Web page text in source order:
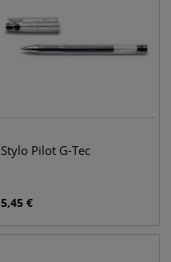
Stylo Pilot G-Tec
5,45 €